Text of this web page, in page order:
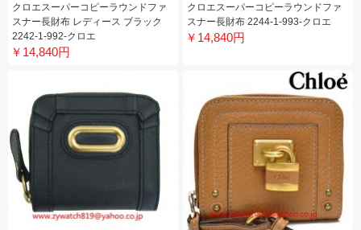
クロエスーパーコピーラウンドファ
スナー長財布 レディース ブラック
2242-1-992-クロエ
￥14,840円
クロエスーパーコピーラウンドファ
スナー長財布 2244-1-993-クロエ
￥14,840円